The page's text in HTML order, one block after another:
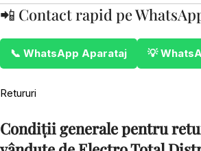
📲 Contact rapid pe
📞 WhatsApp Aparataj 💡
Retururi
Condiții generale pentru